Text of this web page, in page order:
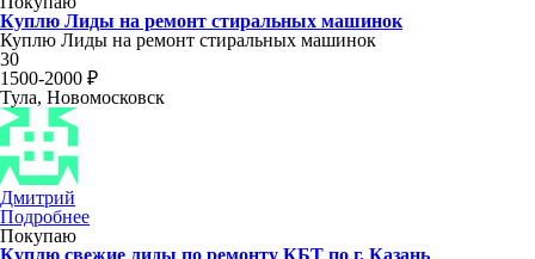
Куплю Лиды на ремонт стиральных машинок
Куплю Лиды на ремонт стиральных машинок
30
1500-2000 ₽
Тула, Новомосковск
Дмитрий
Подробнее
Покупаю
Куплю свежие лиды по ремонту КБТ по г. Казань